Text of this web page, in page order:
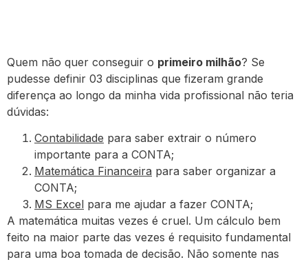
Quem não quer conseguir o primeiro milhão? Se
pudesse definir 03 disciplinas que fizeram grande
diferença ao longo da minha vida profissional não teria
dúvidas:
Contabilidade para saber extrair o número
importante para a CONTA;
Matemática Financeira para saber organizar a
CONTA;
MS Excel para me ajudar a fazer CONTA;
A matemática muitas vezes é cruel. Um cálculo bem
feito na maior parte das vezes é requisito fundamental
para uma boa tomada de decisão. Não somente nas